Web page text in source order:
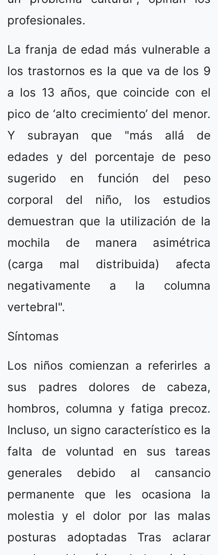
profesionales.
La franja de edad más vulnerable a
los trastornos es la que va de los 9
a los 13 años, que coincide con el
pico de ‘alto crecimiento’ del menor.
Y subrayan que "más allá de
edades y del porcentaje de peso
sugerido en función del peso
corporal del niño, los estudios
demuestran que la utilización de la
mochila de manera asimétrica
(carga mal distribuida) afecta
negativamente a la columna
vertebral".
Síntomas
Los niños comienzan a referirles a
sus padres dolores de cabeza,
hombros, columna y fatiga precoz.
Incluso, un signo característico es la
falta de voluntad en sus tareas
generales debido al cansancio
permanente que les ocasiona la
molestia y el dolor por las malas
posturas adoptadas Tras aclarar